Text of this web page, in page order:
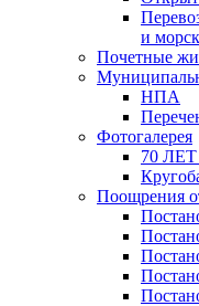
и
Почетные
НПА
Фотогалерея
70
Поощрения